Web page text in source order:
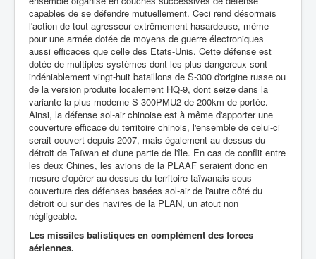
capables de se défendre mutuellement. Ceci rend désormais
l'action de tout agresseur extrêmement hasardeuse, même
pour une armée dotée de moyens de guerre électroniques
aussi efficaces que celle des Etats-Unis. Cette défense est
dotée de multiples systèmes dont les plus dangereux sont
indéniablement vingt-huit bataillons de S-300 d'origine russe ou
de la version produite localement HQ-9, dont seize dans la
variante la plus moderne S-300PMU2 de 200km de portée.
Ainsi, la défense sol-air chinoise est à même d'apporter une
couverture efficace du territoire chinois, l'ensemble de celui-ci
serait couvert depuis 2007, mais également au-dessus du
détroit de Taïwan et d'une partie de l'île. En cas de conflit entre
les deux Chines, les avions de la PLAAF seraient donc en
mesure d'opérer au-dessus du territoire taïwanais sous
couverture des défenses basées sol-air de l'autre côté du
détroit ou sur des navires de la PLAN, un atout non
négligeable.
Les missiles balistiques en complément des forces
aériennes.